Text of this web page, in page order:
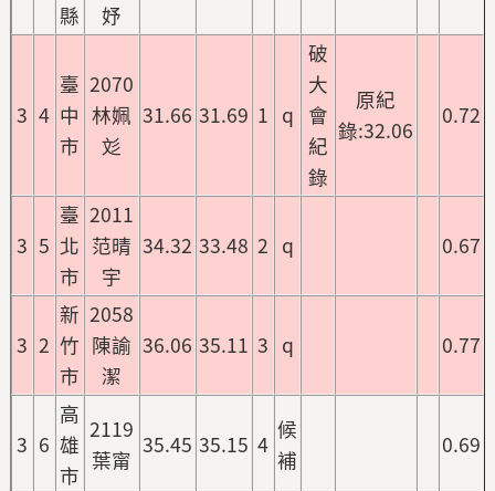
縣
妤
3 4
臺
中
市
2070
林姵
彣
31.66 31.69 1 q
破
大
會
紀
錄
原紀
錄:32.06
0.72
3 5
臺
北
市
2011
范晴
宇
34.32 33.48 2 q 0.67
3 2
新
竹
市
2058
陳諭
潔
36.06 35.11 3 q 0.77
3 6
高
雄
市
2119
葉甯
35.45 35.15 4
候
補
0.69